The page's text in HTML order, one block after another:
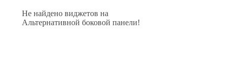
Не найдено виджетов на
Альтернативной боковой панели!